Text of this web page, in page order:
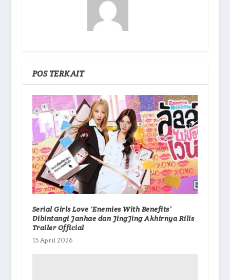
POS TERKAIT
Serial Girls Love ‘Enemies With Benefits’
Dibintangi Janhae dan JingJing Akhirnya Rilis
Trailer Official
15 April 2026